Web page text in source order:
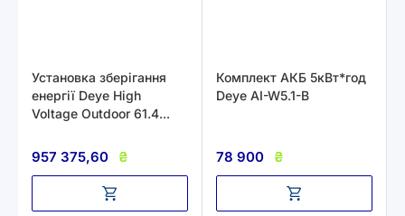
Установка зберігання
енергії Deye High
Voltage Outdoor 61.4
957 375,60 ₴
Комплект АКБ 5кВт*год
Deye AI-W5.1-B
78 900 ₴